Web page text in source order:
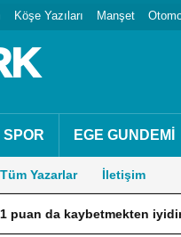
Köşe Yazıları Manşet
SPOR EGE GUNDEMİ
Tüm Yazarlar İletişim
iyidir”